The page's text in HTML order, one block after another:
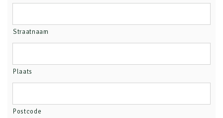
Straatnaam
Plaats
Postcode